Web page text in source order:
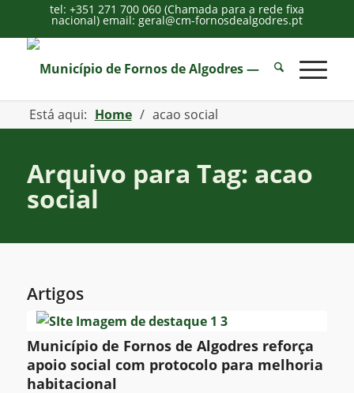
tel: +351 271 700 060 (Chamada para a rede fixa
nacional) email: geral@cm-fornosdealgodres.pt
Está aqui: Home / acao social
Arquivo para Tag: acao
social
Artigos
Município de Fornos de Algodres reforça
apoio social com protocolo para melhoria
habitacional